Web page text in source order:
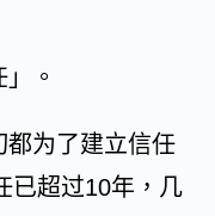
。
都为了建立信任
已超过10年，几